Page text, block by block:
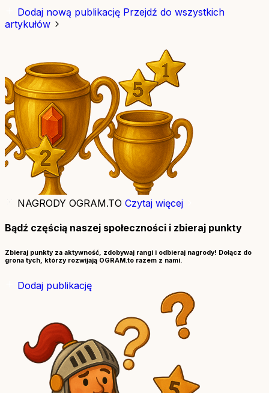
Dodaj nową publikację Przejdź do wszystkich
artykułów
NAGRODY OGRAM.TO Czytaj więcej
Bądź częścią naszej społeczności i zbieraj punkty
Zbieraj punkty za aktywność, zdobywaj rangi i odbieraj nagrody! Dołącz do
grona tych, którzy rozwijają OGRAM.to razem z nami.
Dodaj publikację